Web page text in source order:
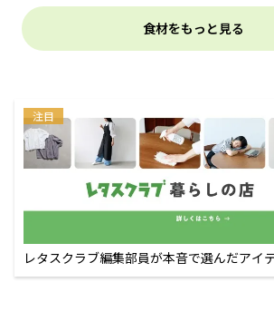
食材をもっと見る
注目
レタスクラブ編集部員が本音で選んだアイ